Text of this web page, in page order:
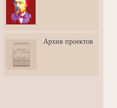
3: Обусловленности
человека и их влияние на
карьеру
скульптором Дмитрием
Тугариновым
АртБульвар в День города
Архив проектов